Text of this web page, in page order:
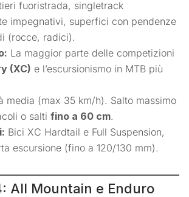
fuoristrada, singletrack
impegnativi, superfici con pendenze
(rocce, radici).
La maggior parte delle competizioni
(XC) e l’escursionismo in MTB più
media (max 35 km/h). Salto massimo
o saltifino a 60 cm.
Bici XC Hardtail e Full Suspension,
escursione (fino a 120/130 mm).
All Mountain e Enduro